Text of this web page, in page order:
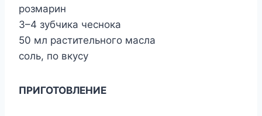
розмарин
3–4 зубчика чеснока
50 мл растительного масла
соль, по вкусу
ПРИГОТОВЛЕНИЕ